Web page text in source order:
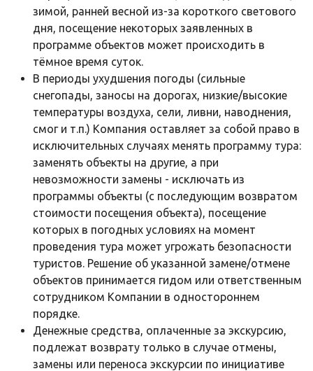
зимой, ранней весной из-за короткого светового
дня, посещение некоторых заявленных в
программе объектов может происходить в
тёмное время суток.
В периоды ухудшения погоды (сильные
снегопады, заносы на дорогах, низкие/высокие
температуры воздуха, сели, ливни, наводнения,
смог и т.п.) Компания оставляет за собой право в
исключительных случаях менять программу тура:
заменять объекты на другие, а при
невозможности замены - исключать из
программы объекты (с последующим возвратом
стоимости посещения объекта), посещение
которых в погодных условиях на момент
проведения тура может угрожать безопасности
туристов. Решение об указанной замене/отмене
объектов принимается гидом или ответственным
сотрудником Компании в одностороннем
порядке.
Денежные средства, оплаченные за экскурсию,
подлежат возврату только в случае отмены,
замены или переноса экскурсии по инициативе